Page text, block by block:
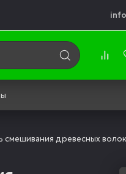
смешивания древесных